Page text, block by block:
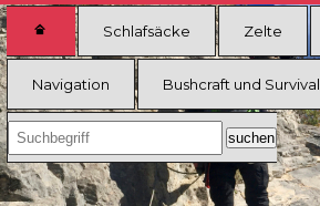
Schlafsäcke Zelte
Navigation Bushcraft und Survival